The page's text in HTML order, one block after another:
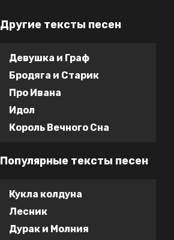
Другие тексты песен
Девушка и Граф
Бродяга и Старик
Про Ивана
Идол
Король Вечного Сна
Популярные тексты песен
Кукла колдуна
Лесник
Дурак и Молния